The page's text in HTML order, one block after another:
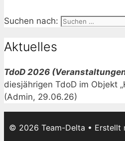
Suchen nach:
Aktuelles
TdoD 2026
diesjährigen TdoD im Objekt
(Admin, 29.06.26)
© 2026 Team-Delta • Erstellt